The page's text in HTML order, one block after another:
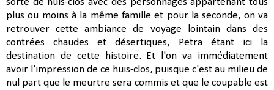
plus ou moins à la même famille et pour la seconde, on va
retrouver cette ambiance de voyage lointain dans des
contrées chaudes et désertiques, Petra étant ici la
destination de cette histoire. Et l'on va immédiatement
avoir l'impression de ce huis-clos, puisque c'est au milieu de
nul part que le meurtre sera commis et que le coupable est